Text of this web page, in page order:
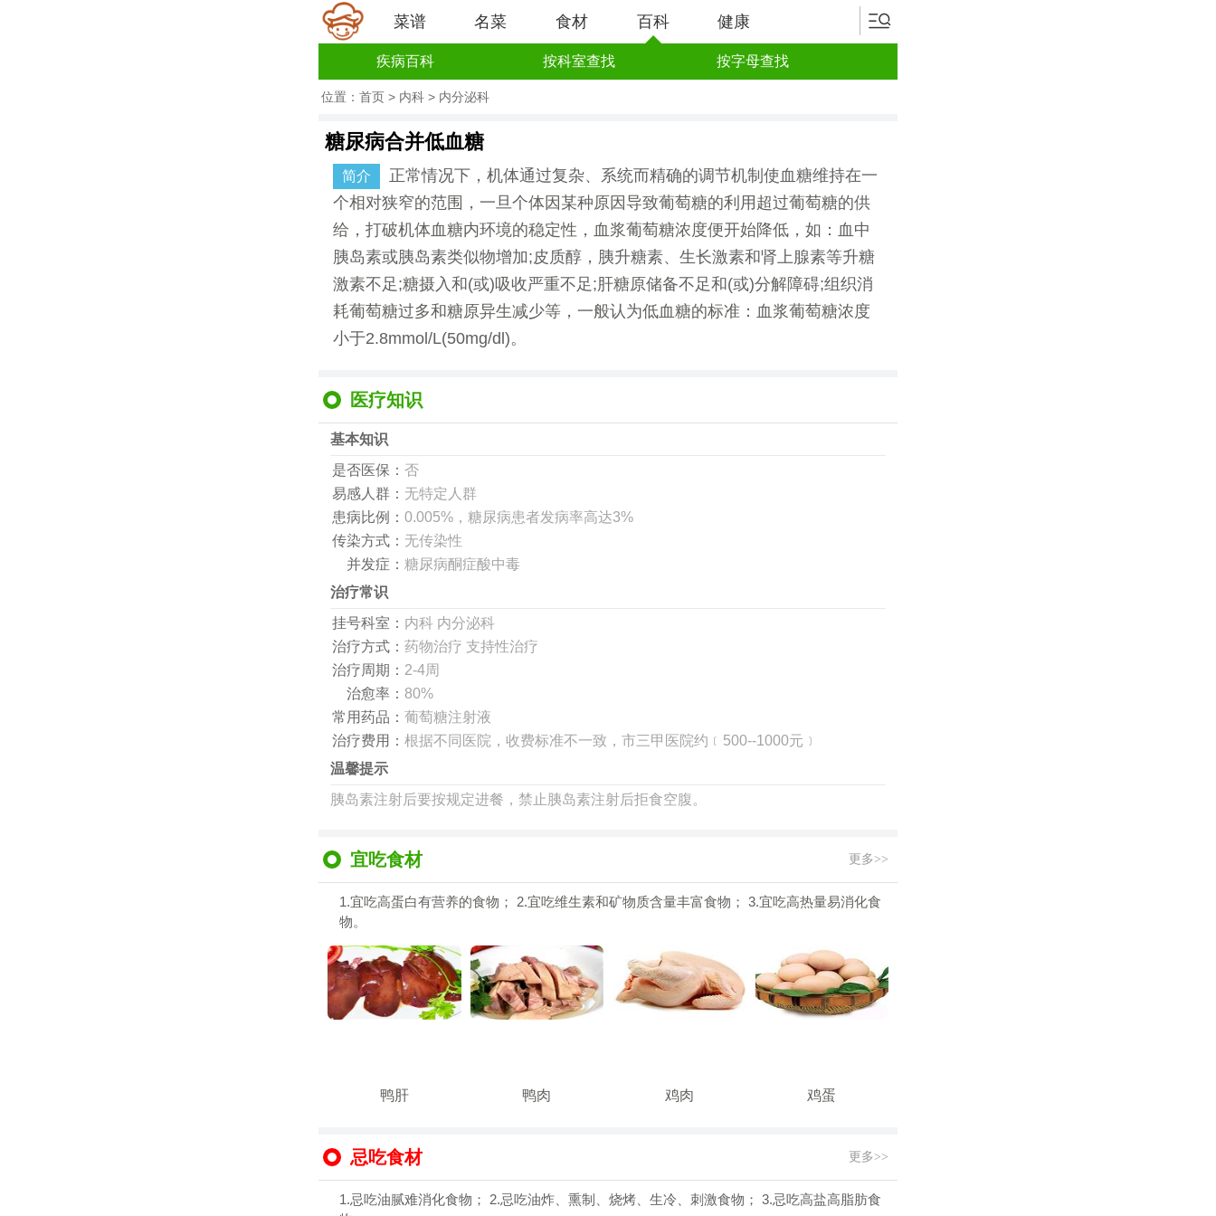
菜谱 名菜 食材 百科 健康
疾病百科 按科室查找 按字母查找
位置： 首页 > 内科 > 内分泌科
糖尿病合并低血糖
简介
正常情况下，机体通过复杂、系统而精确的调节机制使血糖维持在一
个相对狭窄的范围，一旦个体因某种原因导致葡萄糖的利用超过葡萄糖的供
给，打破机体血糖内环境的稳定性，血浆葡萄糖浓度便开始降低，如：血中
胰岛素或胰岛素类似物增加;皮质醇，胰升糖素、生长激素和肾上腺素等升糖
激素不足;糖摄入和(或)吸收严重不足;肝糖原储备不足和(或)分解障碍;组织消
耗葡萄糖过多和糖原异生减少等，一般认为低血糖的标准：血浆葡萄糖浓度
小于2.8mmol/L(50mg/dl)。
医疗知识
基本知识
是否医保： 否
易感人群： 无特定人群
患病比例： 0.005%，糖尿病患者发病率高达3%
传染方式： 无传染性
并发症： 糖尿病酮症酸中毒
治疗常识
挂号科室： 内科 内分泌科
治疗方式： 药物治疗 支持性治疗
治疗周期： 2-4周
治愈率： 80%
常用药品： 葡萄糖注射液
治疗费用： 根据不同医院，收费标准不一致，市三甲医院约﹝500--1000元﹞
温馨提示
胰岛素注射后要按规定进餐，禁止胰岛素注射后拒食空腹。
宜吃食材 更多>>
1.宜吃高蛋白有营养的食物； 2.宜吃维生素和矿物质含量丰富食物； 3.宜吃高热量易消化食
物。
鸭肝 鸭肉 鸡肉 鸡蛋
忌吃食材 更多>>
1.忌吃油腻难消化食物； 2.忌吃油炸、熏制、烧烤、生冷、刺激食物； 3.忌吃高盐高脂肪食